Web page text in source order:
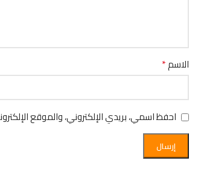
الاسم*
احفظ اسمي، بريدي الإلكتروني، والموقع